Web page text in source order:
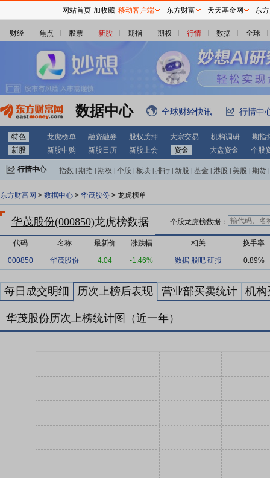
财经 焦点 股票 新股 期指 期权 行情 数据 全球
数据中心 全球财经快讯 行情中
特色 龙虎榜单 融资融券 股权质押 大宗交易 机构调研
期指
新股
新股申购 新股日历 新股上会 资金 大盘资金 个股
行情中心 指数 期指 期权 个股 板块 排行 新股 基金 港股 美股 期货
东方财富网 > 数据中心 > 华茂股份 > 龙虎榜单
华茂股份(000850)龙虎榜数据 个股龙虎榜数据：
代码 名称 最新价 涨跌幅 相关 换手率
000850 华茂股份 4.04 -1.46% 数据 股吧 研报 0.89%
每日成交明细 历次上榜后表现 营业部买卖统计 机构
华茂股份历次上榜统计图（近一年）
网站首页 加收藏 移动客户端 东方财富 天天基金网 东